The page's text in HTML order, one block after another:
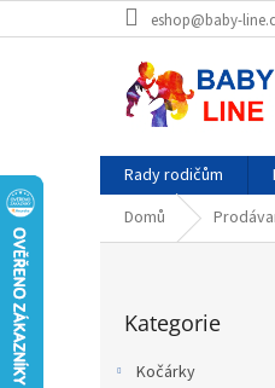
na
eshop@baby-
Rady rodičům
Domů
kategorie
Kategorie
Kočárky